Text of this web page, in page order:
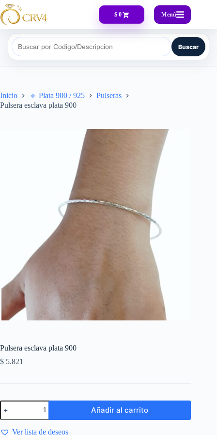
$ 0 Menú
Buscar por Codigo/Descripcion Buscar
Inicio 🔸​ Plata 900 / 925
Pulseras
Pulsera esclava plata 900
Pulsera esclava plata 900
$ 5.821
Añadir al carrito
Ver lista de deseos